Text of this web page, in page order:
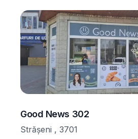
Good News 302
Strășeni , 3701